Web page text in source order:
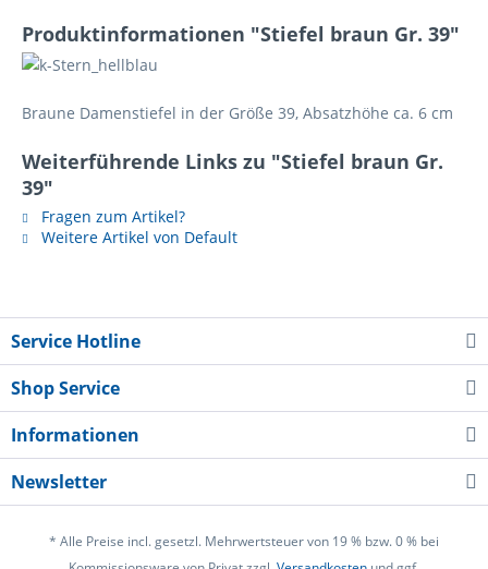
Produktinformationen "Stiefel braun Gr. 39"
Braune Damenstiefel in der Größe 39, Absatzhöhe ca. 6 cm
Weiterführende Links zu "Stiefel braun Gr.
39"
Fragen zum Artikel?
Weitere Artikel von Default
Service Hotline
Shop Service
Informationen
Newsletter
* Alle Preise incl. gesetzl. Mehrwertsteuer von 19 % bzw. 0 % bei